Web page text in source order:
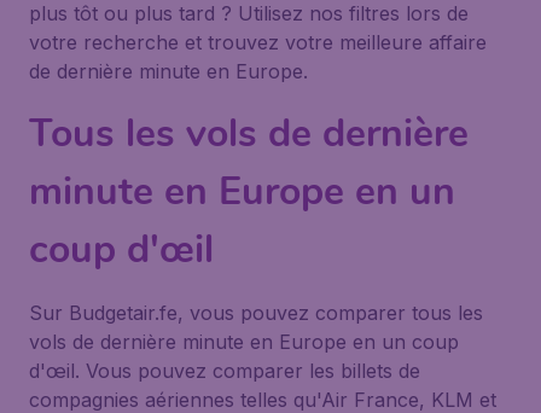
plus tôt ou plus tard ? Utilisez nos filtres lors de
votre recherche et trouvez votre meilleure affaire
de dernière minute en Europe.
Tous les vols de dernière
minute en Europe en un
coup d'œil
Sur Budgetair.fe, vous pouvez comparer tous les
vols de dernière minute en Europe en un coup
d'œil. Vous pouvez comparer les billets de
compagnies aériennes telles qu'Air France, KLM et